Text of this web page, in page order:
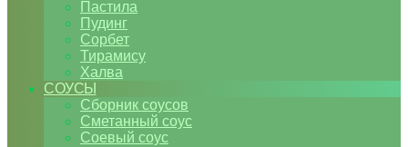
Пастила
Пудинг
Сорбет
Тирамису
Халва
СОУСЫ
Сборник соусов
Сметанный соус
Соевый соус